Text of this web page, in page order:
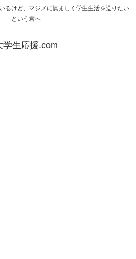
るけど、マジメに慎ましく学生生活を送りたい
という君へ
学生応援.com